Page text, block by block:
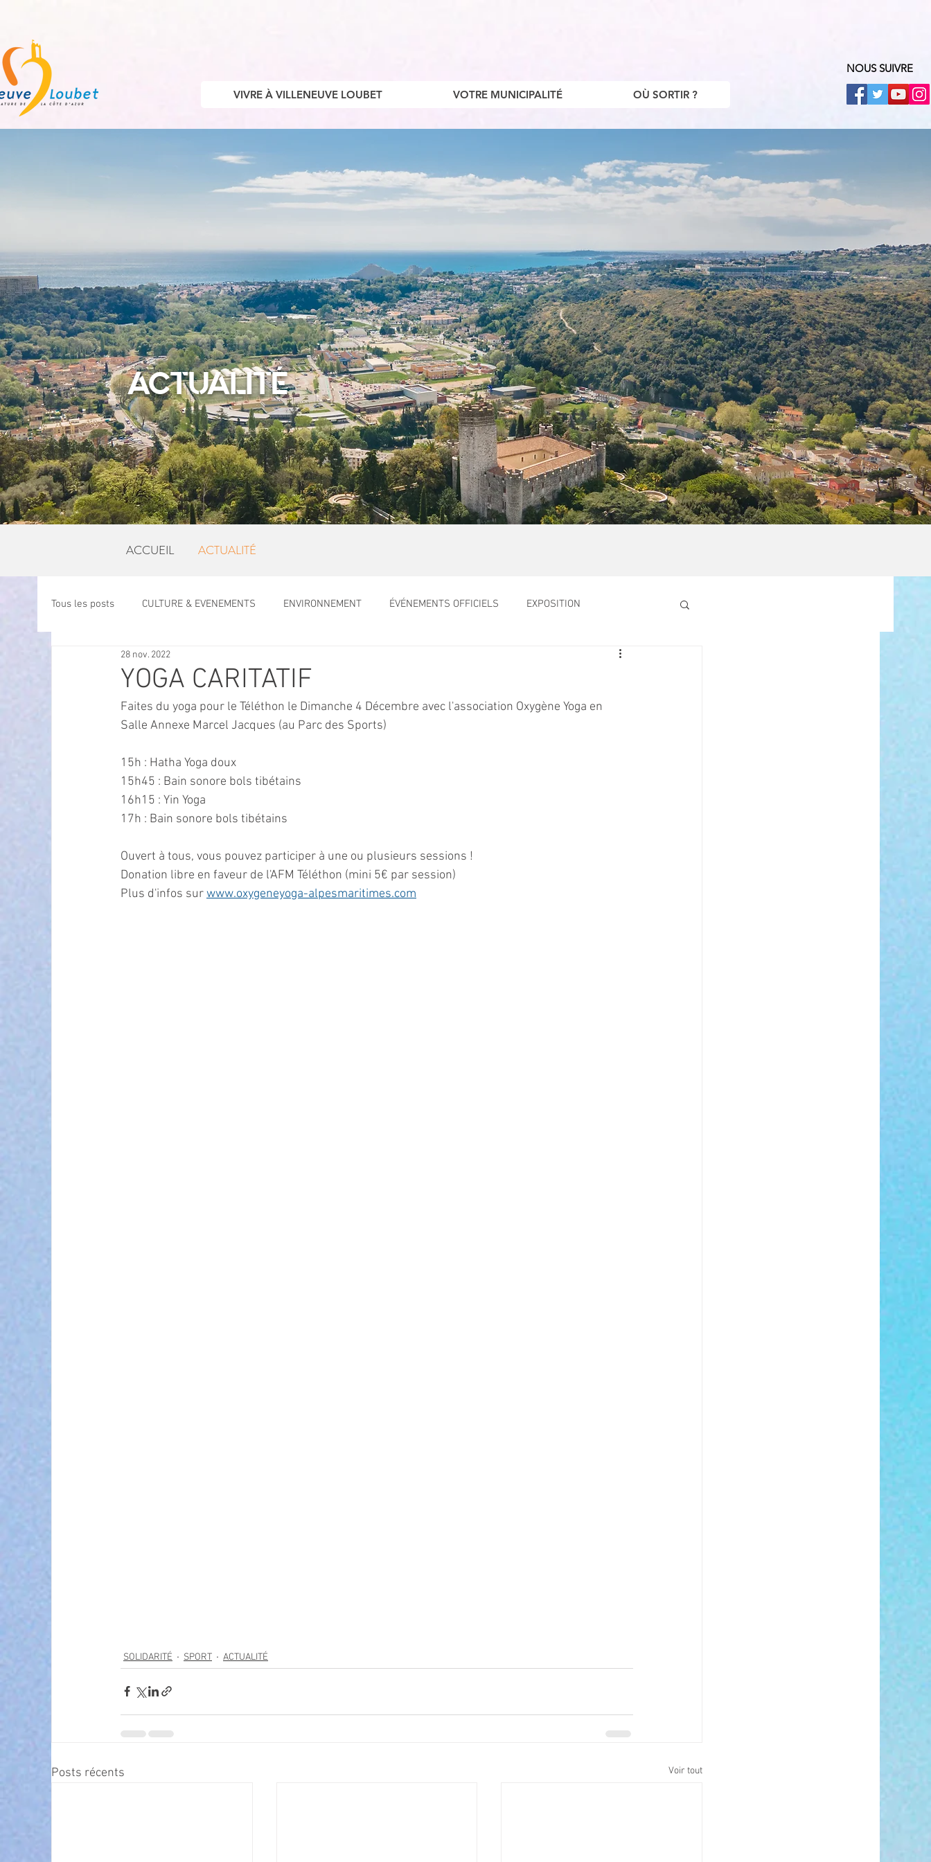
VIVRE À VILLENEUVE LOUBET VOTRE MUNICIPALITÉ OÙ SORTIR ?
NOUS SUIVRE
ACTUALITÉ
ACCUEIL ACTUALITÉ
Tous les posts CULTURE & EVENEMENTS ENVIRONNEMENT ÉVÉNEMENTS OFFICIELS EXPOSITION
OFFRES D'EMPLOI
ECO MOBILITE PETITE ENFANCE TOURISME ARCHIVES ET PATRIMOINE
Instruction Publique & Familles
FETES & MANIFESTATIONS SECURITE
POLE CULTUREL AUGUSTE ESCOFFIER Science
YOGA CARITATIF
28 nov. 2022
Faites du yoga pour le Téléthon le Dimanche 4 Décembre avec l'association Oxygène Yoga en
Salle Annexe Marcel Jacques (au Parc des Sports)
15h : Hatha Yoga doux
15h45 : Bain sonore bols tibétains
16h15 : Yin Yoga
17h : Bain sonore bols tibétains
Ouvert à tous, vous pouvez participer à une ou plusieurs sessions !
Donation libre en faveur de l'AFM Téléthon (mini 5€ par session)
Plus d'infos sur www.oxygeneyoga-alpesmaritimes.com
SOLIDARITÉ SPORT ACTUALITÉ
Posts récents Voir tout